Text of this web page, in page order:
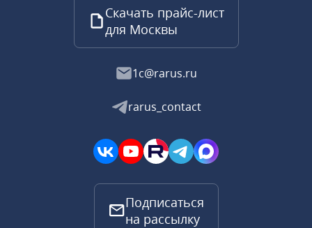
Скачать прайс-лист
для Москвы
1c@rarus.ru
rarus_contact
Подписаться
на рассылку